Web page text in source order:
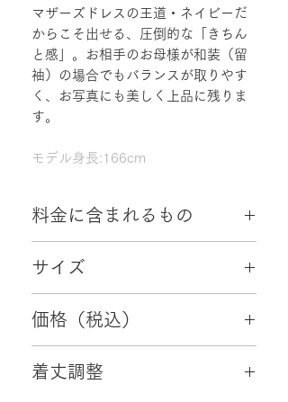
マザーズドレスの王道・ネイビーだ
からこそ出せる、圧倒的な「きちん
と感」。お相手のお母様が和装（留
袖）の場合でもバランスが取りやす
く、お写真にも美しく上品に残りま
す。
モデル身長:166cm
料金に含まれるもの
・クリーニング代
サイズ
価格（税込）
着丈調整